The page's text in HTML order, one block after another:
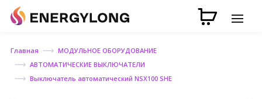
Главная
МОДУЛЬНОЕ ОБОРУДОВАНИЕ
АВТОМАТИЧЕСКИЕ ВЫКЛЮЧАТЕЛИ
Выключатель автоматический NSX100 SHE